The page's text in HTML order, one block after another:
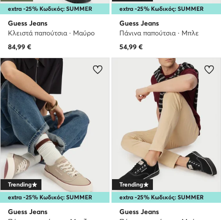
extra -25% Κωδικός: SUMMER
Guess Jeans
Κλειστά παπούτσια · Μαύρο
84,99 €
extra -25% Κωδικός: SUMMER
Guess Jeans
Πάνινα παπούτσια · Μπλε
54,99 €
extra -25% Κωδικός: SUMMER
Trending
Guess Jeans
extra -25% Κωδικός: SUMMER
Trending
Guess Jeans